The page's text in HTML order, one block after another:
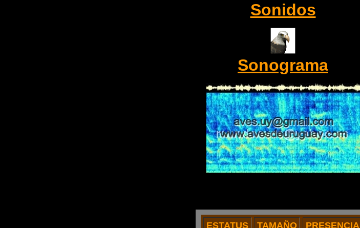
Sonidos
Sonograma
ESTATUS TAMAÑO
PRESENCIA